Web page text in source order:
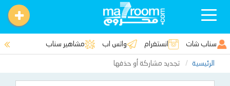
Toggle
سناب شات انستغرام واتس اب مشاهير سناب
الرئيسية تجديد مشاركة أو حذفها